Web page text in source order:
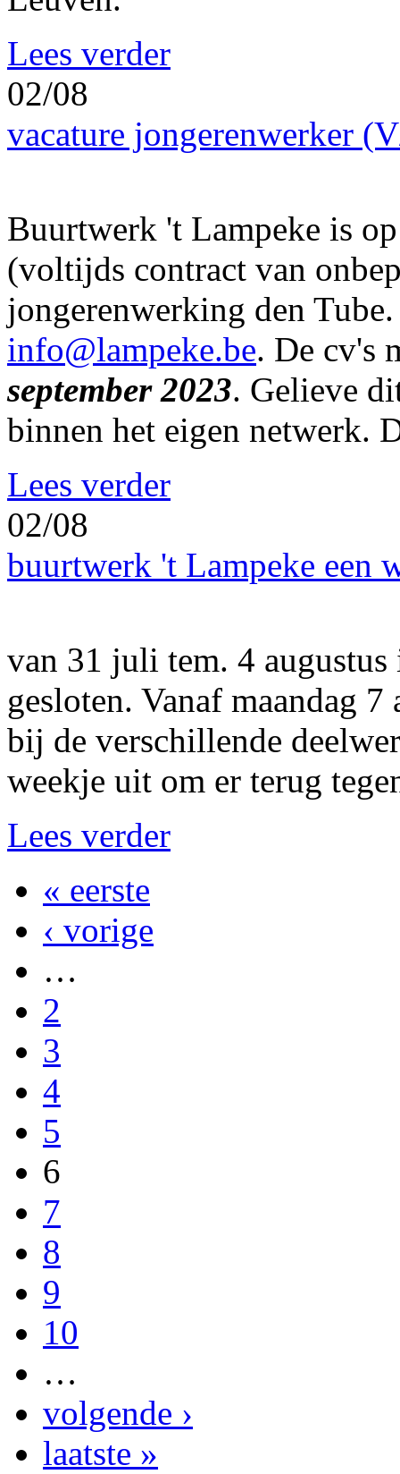
Lees verder
02/08
vacature jongerenwerker
Buurtwerk 't Lampeke is
(voltijds contract van
jongerenwerking den
info@lampeke.be. De cv's
september 2023. Gelieve
binnen het eigen netwerk.
Lees verder
02/08
buurtwerk 't Lampeke een
van 31 juli tem. 4
gesloten. Vanaf maandag
bij de verschillende
weekje uit om er terug
Lees verder
« eerste
‹ vorige
…
2
3
4
5
6
7
8
9
10
…
volgende ›
laatste »